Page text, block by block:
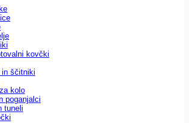
kovčki
in ščitniki
kolo
poganjalci
tuneli